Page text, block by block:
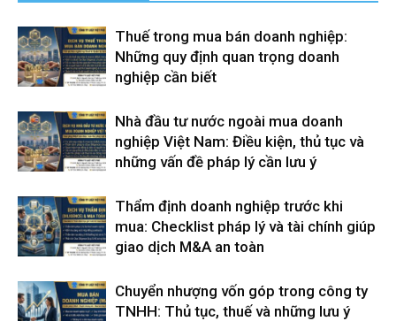
Thuế trong mua bán doanh nghiệp:
Những quy định quan trọng doanh
nghiệp cần biết
Nhà đầu tư nước ngoài mua doanh
nghiệp Việt Nam: Điều kiện, thủ tục và
những vấn đề pháp lý cần lưu ý
Thẩm định doanh nghiệp trước khi
mua: Checklist pháp lý và tài chính giúp
giao dịch M&A an toàn
Chuyển nhượng vốn góp trong công ty
TNHH: Thủ tục, thuế và những lưu ý